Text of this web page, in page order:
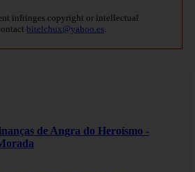
infringes copyright or intellectual
bitelchux@yahoo.es
de Angra do Heroísmo -